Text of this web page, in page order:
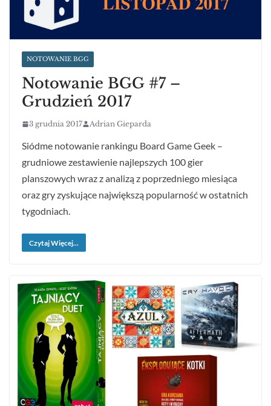
NOTOWANIE BGG
Notowanie BGG #7 –
Grudzień 2017
3 grudnia 2017 Adrian Gieparda
Siódme notowanie rankingu Board Game Geek –
grudniowe zestawienie najlepszych 100 gier
planszowych wraz z analizą z poprzedniego miesiąca
oraz gry zyskujące największą popularność w ostatnich
tygodniach.
Czytaj Więcej...